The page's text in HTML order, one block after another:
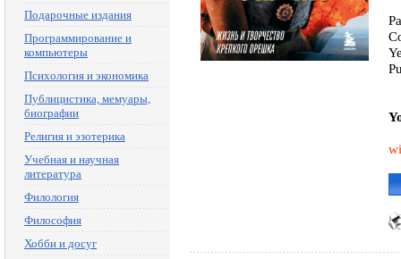
Подарочные издания
Программирование и
компьютеры
Психология и экономика
Публицистика, мемуары,
биографии
Религия и эзотерика
Учебная и научная
литература
Филология
Философия
Хобби и досуг